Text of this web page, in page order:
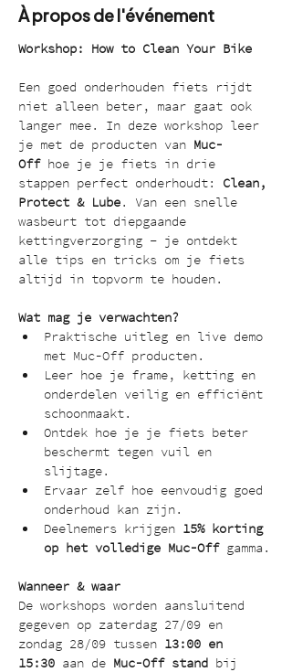
À propos de l'événement
Workshop: How to Clean Your Bike
Een goed onderhouden fiets rijdt
niet alleen beter, maar gaat ook
langer mee. In deze workshop leer
je met de producten van Muc-
Off hoe je je fiets in drie
stappen perfect onderhoudt: Clean,
Protect & Lube. Van een snelle
wasbeurt tot diepgaande
kettingverzorging – je ontdekt
alle tips en tricks om je fiets
altijd in topvorm te houden.
Wat mag je verwachten?
Praktische uitleg en live demo
met Muc-Off producten.
Leer hoe je frame, ketting en
onderdelen veilig en efficiënt
schoonmaakt.
Ontdek hoe je je fiets beter
beschermt tegen vuil en
slijtage.
Ervaar zelf hoe eenvoudig goed
onderhoud kan zijn.
Deelnemers krijgen 15% korting
op het volledige Muc-Off gamma.
Wanneer & waar
De workshops worden aansluitend
gegeven op zaterdag 27/09 en
zondag 28/09 tussen 13:00 en
15:30 aan de Muc-Off stand bij